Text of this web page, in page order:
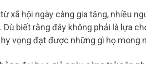
xã hội ngày càng gia tăng, nhiều
Dù biết rằng đây không phải là lựa
vọng đạt được những gì họ mong